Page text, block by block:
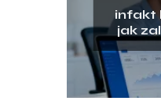
infakt
jak
do